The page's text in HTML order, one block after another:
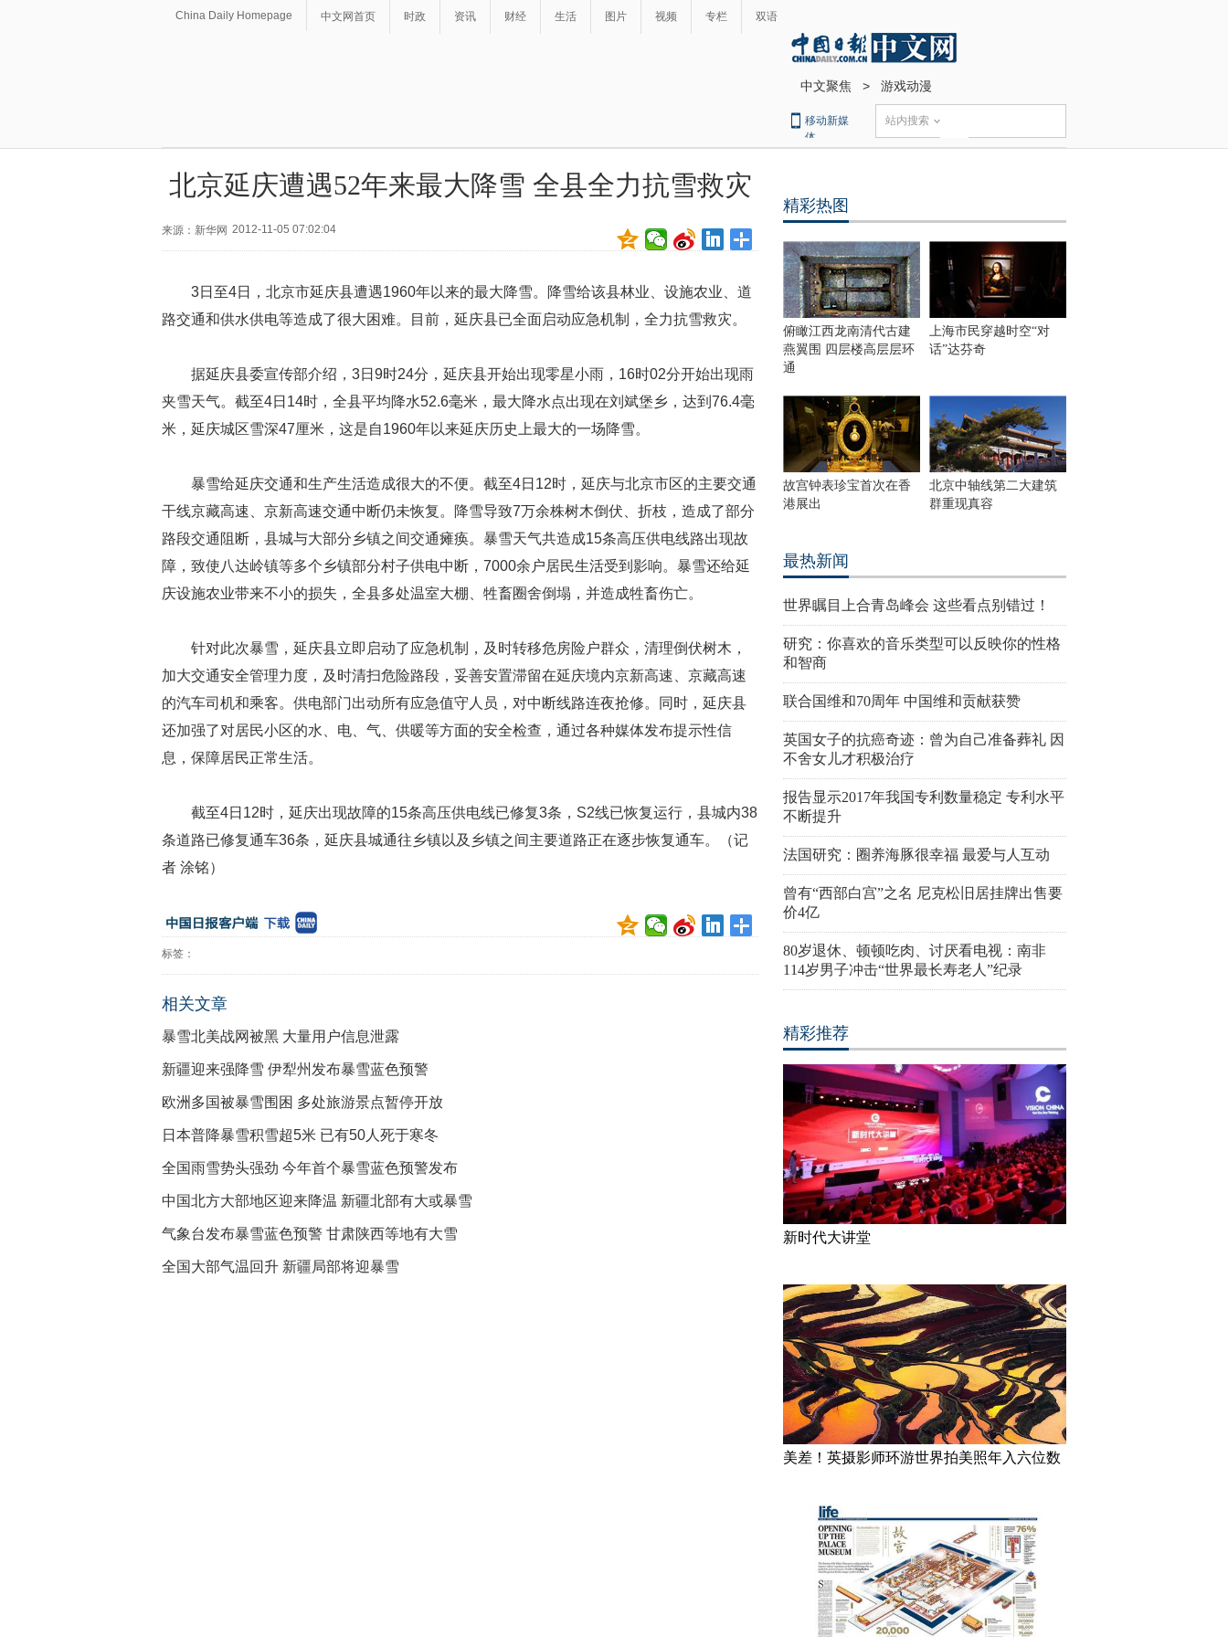
China Daily Homepage 中文网首页 时政 资讯 财经 生活 图片 视频 专栏 双语
中文聚焦 > 游戏动漫
移动新媒
体
站内搜索
北京延庆遭遇52年来最大降雪 全县全力抗雪救灾
来源：新华网 2012-11-05 07:02:04
3日至4日，北京市延庆县遭遇1960年以来的最大降雪。降雪给该县林业、设施农业、道
路交通和供水供电等造成了很大困难。目前，延庆县已全面启动应急机制，全力抗雪救灾。
据延庆县委宣传部介绍，3日9时24分，延庆县开始出现零星小雨，16时02分开始出现雨
夹雪天气。截至4日14时，全县平均降水52.6毫米，最大降水点出现在刘斌堡乡，达到76.4毫
米，延庆城区雪深47厘米，这是自1960年以来延庆历史上最大的一场降雪。
暴雪给延庆交通和生产生活造成很大的不便。截至4日12时，延庆与北京市区的主要交通
干线京藏高速、京新高速交通中断仍未恢复。降雪导致7万余株树木倒伏、折枝，造成了部分
路段交通阻断，县城与大部分乡镇之间交通瘫痪。暴雪天气共造成15条高压供电线路出现故
障，致使八达岭镇等多个乡镇部分村子供电中断，7000余户居民生活受到影响。暴雪还给延
庆设施农业带来不小的损失，全县多处温室大棚、牲畜圈舍倒塌，并造成牲畜伤亡。
针对此次暴雪，延庆县立即启动了应急机制，及时转移危房险户群众，清理倒伏树木，
加大交通安全管理力度，及时清扫危险路段，妥善安置滞留在延庆境内京新高速、京藏高速
的汽车司机和乘客。供电部门出动所有应急值守人员，对中断线路连夜抢修。同时，延庆县
还加强了对居民小区的水、电、气、供暖等方面的安全检查，通过各种媒体发布提示性信
息，保障居民正常生活。
截至4日12时，延庆出现故障的15条高压供电线已修复3条，S2线已恢复运行，县城内38
条道路已修复通车36条，延庆县城通往乡镇以及乡镇之间主要道路正在逐步恢复通车。（记
者 涂铭）
标签：
相关文章
暴雪北美战网被黑 大量用户信息泄露
新疆迎来强降雪 伊犁州发布暴雪蓝色预警
欧洲多国被暴雪围困 多处旅游景点暂停开放
日本普降暴雪积雪超5米 已有50人死于寒冬
全国雨雪势头强劲 今年首个暴雪蓝色预警发布
中国北方大部地区迎来降温 新疆北部有大或暴雪
气象台发布暴雪蓝色预警 甘肃陕西等地有大雪
全国大部气温回升 新疆局部将迎暴雪
精彩热图
俯瞰江西龙南清代古建
燕翼围 四层楼高层层环
通
上海市民穿越时空“对
话”达芬奇
故宫钟表珍宝首次在香
港展出
北京中轴线第二大建筑
群重现真容
最热新闻
世界瞩目上合青岛峰会 这些看点别错过！
研究：你喜欢的音乐类型可以反映你的性格
和智商
联合国维和70周年 中国维和贡献获赞
英国女子的抗癌奇迹：曾为自己准备葬礼 因
不舍女儿才积极治疗
报告显示2017年我国专利数量稳定 专利水平
不断提升
法国研究：圈养海豚很幸福 最爱与人互动
曾有“西部白宫”之名 尼克松旧居挂牌出售要
价4亿
80岁退休、顿顿吃肉、讨厌看电视：南非
114岁男子冲击“世界最长寿老人”纪录
精彩推荐
新时代大讲堂
美差！英摄影师环游世界拍美照年入六位数